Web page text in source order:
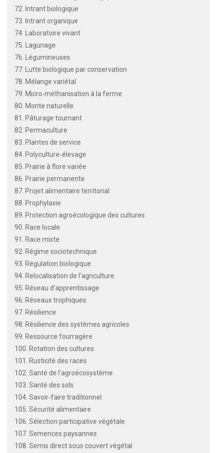
72. Intrant biologique
73. Intrant organique
74. Laboratoire vivant
75. Lagunage
76. Légumineuses
77. Lutte biologique par conservation
78. Mélange variétal
79. Micro‐méthanisation à la ferme
80. Monte naturelle
81. Pâturage tournant
82. Permaculture
83. Plantes de service
84. Polyculture‐élevage
85. Prairie à flore variée
86. Prairie permanente
87. Projet alimentaire territorial
88. Prophylaxie
89. Protection agroécologique des cultures
90. Race locale
91. Race mixte
92. Régime sociotechnique
93. Régulation biologique
94. Relocalisation de l’agriculture
95. Réseau d’apprentissage
96. Réseaux trophiques
97. Résilience
98. Résilience des systèmes agricoles
99. Ressource fourragère
100. Rotation des cultures
101. Rusticité des races
102. Santé de l’agroécosystème
103. Santé des sols
104. Savoir‐faire traditionnel
105. Sécurité alimentaire
106. Sélection participative végétale
107. Semences paysannes
108. Semis direct sous couvert végétal